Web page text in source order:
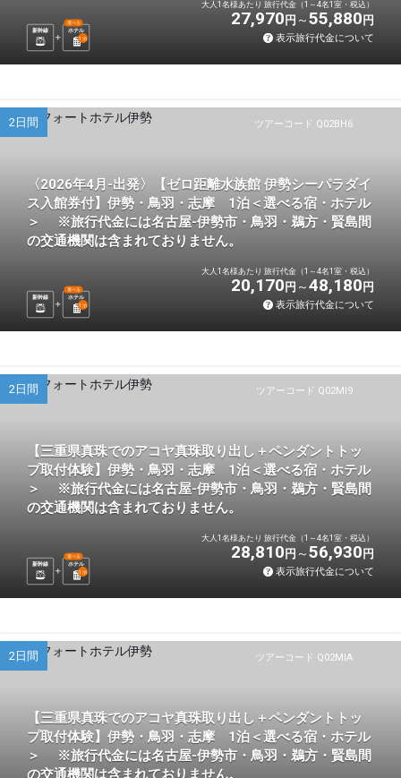
新幹線 ホテル
選べる
1 泊
大人1名様あたり 旅行代金（1～4名1室・税込）
27,970 円 55,880 円
表示旅行代金について
ツアーコード Q02BH6
2日間
〈2026年4月-出発〉【ゼロ距離水族館 伊勢シーパラダイ
ス入館券付】伊勢・鳥羽・志摩 1泊＜選べる宿・ホテル
＞ ※旅行代金には名古屋-伊勢市・鳥羽・鵜方・賢島間
の交通機関は含まれておりません。
新幹線 ホテル
選べる
1 泊
大人1名様あたり 旅行代金（1～4名1室・税込）
20,170 円 48,180 円
表示旅行代金について
ツアーコード Q02MI9
2日間
【三重県真珠でのアコヤ真珠取り出し＋ペンダントトッ
プ取付体験】伊勢・鳥羽・志摩 1泊＜選べる宿・ホテル
＞ ※旅行代金には名古屋-伊勢市・鳥羽・鵜方・賢島間
の交通機関は含まれておりません。
新幹線 ホテル
選べる
1 泊
大人1名様あたり 旅行代金（1～4名1室・税込）
28,810 円 56,930 円
表示旅行代金について
ツアーコード Q02MIA
2日間
【三重県真珠でのアコヤ真珠取り出し＋ペンダントトッ
プ取付体験】伊勢・鳥羽・志摩 1泊＜選べる宿・ホテル
＞ ※旅行代金には名古屋-伊勢市・鳥羽・鵜方・賢島間
の交通機関は含まれておりません。